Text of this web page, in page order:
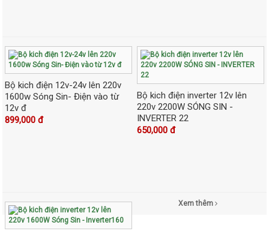
Bộ kich điện 12v-24v lên 220v
1600w Sóng Sin- Điện vào từ
12v đ
899,000 đ
Bộ kich điện inverter 12v lên
220v 2200W SÓNG SIN -
INVERTER 22
650,000 đ
Xem thêm